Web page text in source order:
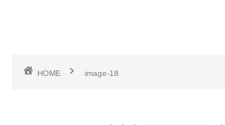
HOME image-18